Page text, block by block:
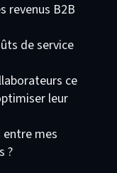
revenus B2B
de service
ce
leur
entre mes
?